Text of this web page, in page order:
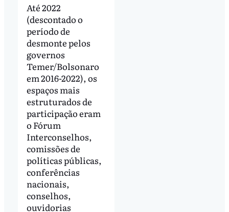
Até 2022
(descontado o
período de
desmonte pelos
governos
Temer/Bolsonaro
em 2016-2022), os
espaços mais
estruturados de
participação eram
o Fórum
Interconselhos,
comissões de
políticas públicas,
conferências
nacionais,
conselhos,
ouvidorias